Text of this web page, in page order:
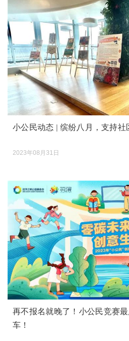
小公民动态 | 缤纷八月，支持社
2023年08月31日
再不报名就晚了！小公民竞赛
车！